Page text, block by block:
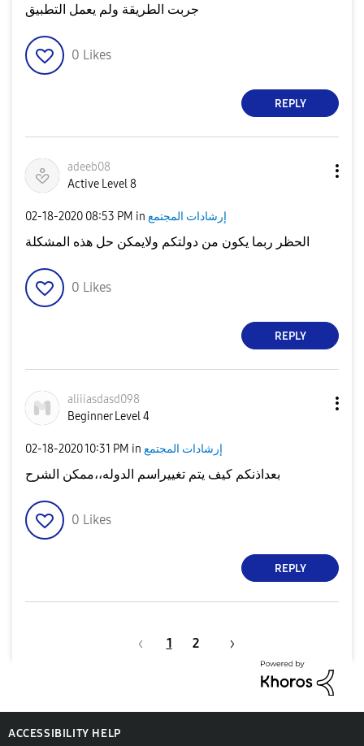
جربت الطريقة ولم يعمل التطبيق
0 Likes
REPLY
adeeb08
Active Level 8
‎02-18-2020 08:53 PM in إرشادات المجتمع
الحظر ربما يكون من دولتكم ولايمكن حل هذه المشكلة
0 Likes
REPLY
aliiiasdasd098
Beginner Level 4
‎02-18-202010:31 PM in إرشادات المجتمع
بعداذنكم كيف يتم تغييراسم الدوله،،ممكن الشرح
0 Likes
REPLY
1 2
ACCESSIBILITY HELP